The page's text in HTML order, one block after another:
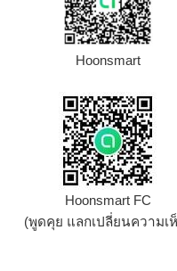
Hoonsmart
Hoonsmart FC
(พูดคุย แลกเปลี่ยนความเ